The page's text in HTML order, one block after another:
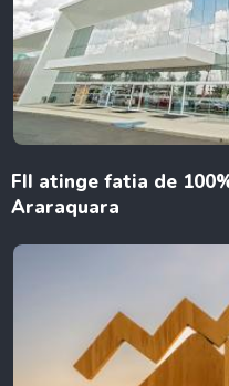
FII atinge fatia de
Araraquara